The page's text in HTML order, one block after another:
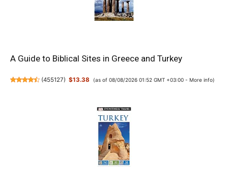
A Guide to Biblical Sites in Greece and Turkey
(455127) $13.38 (as of 08/08/2026 01:52 GMT +03:00 - More info)